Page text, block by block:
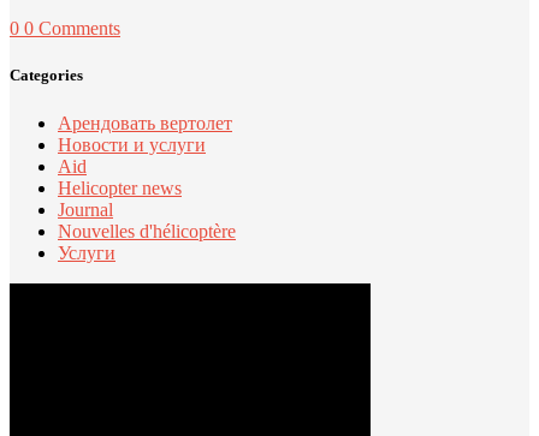
0 0 Comments
Categories
Арендовать вертолет
Новости и услуги
Aid
Helicopter news
Journal
Nouvelles d'hélicoptère
Услуги